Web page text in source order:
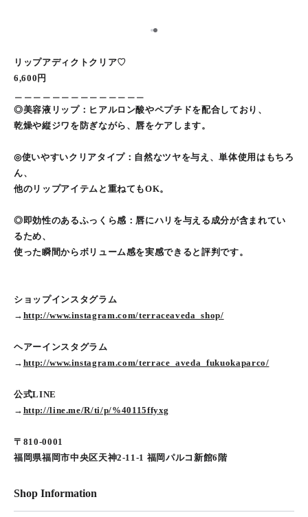
1
リップアディクトクリア♡
6,600円
◎美容液リップ：ヒアルロン酸やペプチドを配合しており、
乾燥や縦ジワを防ぎながら、唇をケアします。
◎使いやすいクリアタイプ：自然なツヤを与え、単体使用はもちろ
ん、
他のリップアイテムと重ねてもOK。
◎即効性のあるふっくら感：唇にハリを与える成分が含まれてい
るため、
使った瞬間からボリューム感を実感できると評判です。
ショップインスタグラム
→ http://www.instagram.com/terraceaveda_shop/
ヘアーインスタグラム
→ http://www.instagram.com/terrace_aveda_fukuokaparco/
公式LINE
→ http://line.me/R/ti/p/%40115ffyxg
〒810-0001
福岡県福岡市中央区天神2-11-1 福岡パルコ新館6階
Shop Information